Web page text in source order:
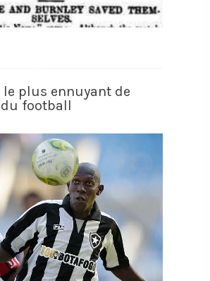
le plus ennuyant de
football